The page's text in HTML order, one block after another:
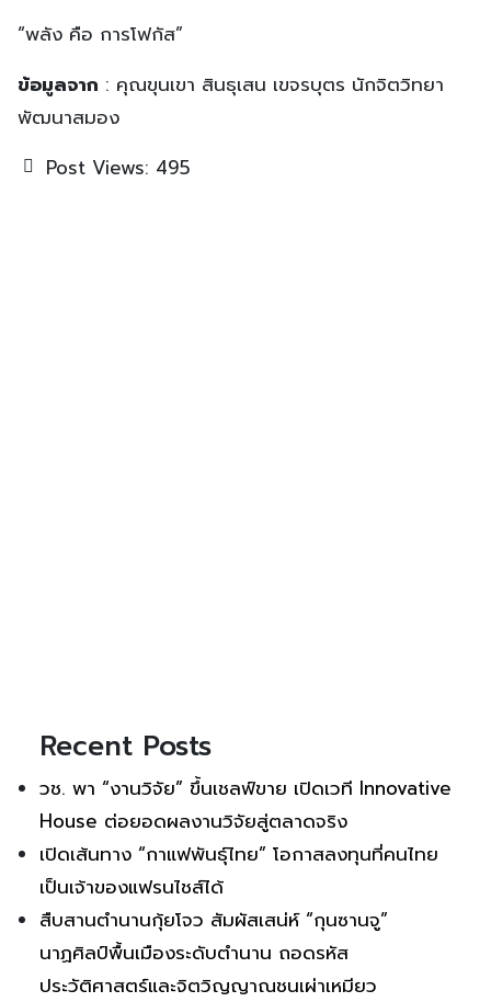
“พลัง คือ การโฟกัส”
ข้อมูลจาก : คุณขุนเขา สินธุเสน เขจรบุตร นักจิตวิทยา
พัฒนาสมอง
Post Views: 495
Recent Posts
วช. พา “งานวิจัย” ขึ้นเชลฟ์ขาย เปิดเวที Innovative
House ต่อยอดผลงานวิจัยสู่ตลาดจริง
เปิดเส้นทาง “กาแฟพันธุ์ไทย” โอกาสลงทุนที่คนไทย
เป็นเจ้าของแฟรนไชส์ได้
สืบสานตำนานกุ้ยโจว สัมผัสเสน่ห์ “กุนซานจู”
นาฏศิลป์พื้นเมืองระดับตำนาน ถอดรหัส
ประวัติศาสตร์และจิตวิญญาณชนเผ่าเหมียว